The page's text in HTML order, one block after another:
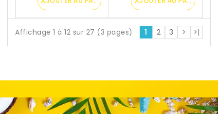
Affichage 1 à 12 sur 27 (3 pages) 1 2 3 > >|